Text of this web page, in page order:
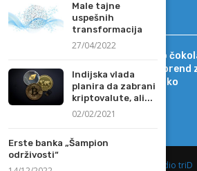
Od DIF-a do
pokrenula brend
Kapetan Koko
Studio triD
Male tajne
uspešnih
transformacija
27/04/2022
Indijska vlada
planira da zabrani
kriptovalute, ali...
02/02/2021
Erste banka „Šampion
održivosti“